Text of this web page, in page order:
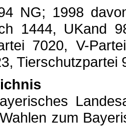
NG; 1998
1444, UKand
7020, V-
Tierschutzpartei
zum